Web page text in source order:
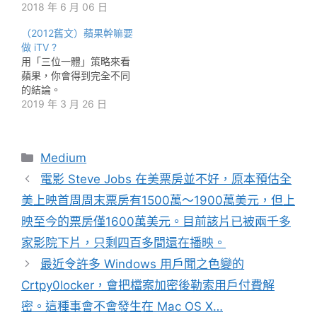
2018 年 6 月 06 日
（2012舊文）蘋果幹嘛要
做 iTV ?
用「三位一體」策略來看
蘋果，你會得到完全不同
的結論。
2019 年 3 月 26 日
分
類
Medium
電影 Steve Jobs 在美票房並不好，原本預估全
美上映首周周末票房有1500萬～1900萬美元，但上
映至今的票房僅1600萬美元。目前該片已被兩千多
家影院下片，只剩四百多間還在播映。
最近令許多 Windows 用戶聞之色變的
Crtpy0locker，會把檔案加密後勒索用戶付費解
密。這種事會不會發生在 Mac OS X…